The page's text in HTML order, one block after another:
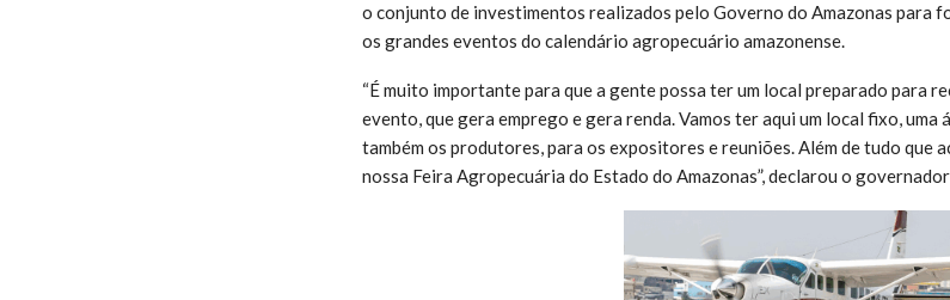
o conjunto de investimentos realizados pelo Governo do Amazonas para
os grandes eventos do calendário agropecuário amazonense.
“É muito importante para que a gente possa ter um local preparado para
evento, que gera emprego e gera renda. Vamos ter aqui um local fixo, uma
também os produtores, para os expositores e reuniões. Além de tudo que
nossa Feira Agropecuária do Estado do Amazonas”, declarou o